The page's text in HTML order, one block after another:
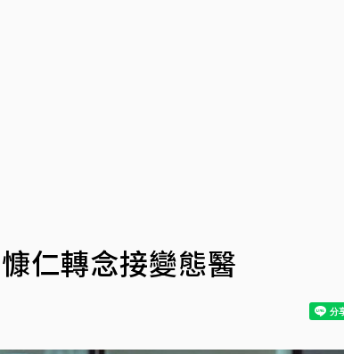
仁轉念接變態醫